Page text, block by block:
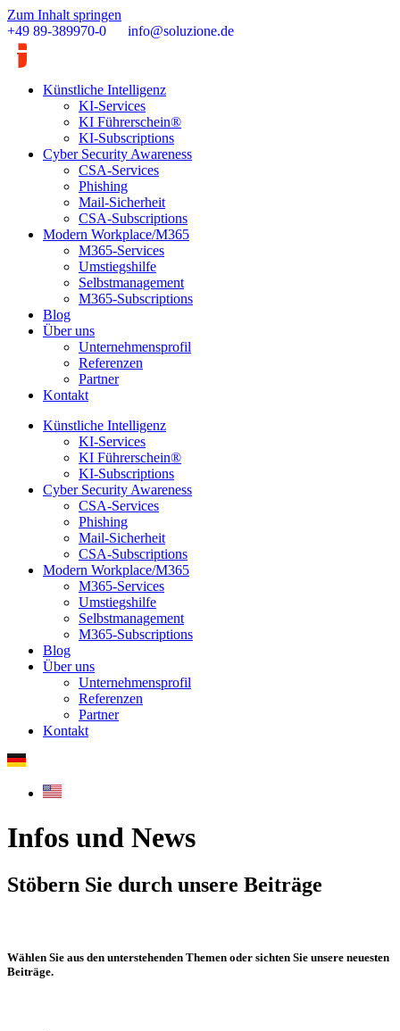
Zum Inhalt springen
+49 89-389970-0
info@soluzione.de
Künstliche Intelligenz
KI-Services
KI Führerschein®
KI-Subscriptions
Cyber Security Awareness
CSA-Services
Phishing
Mail-Sicherheit
CSA-Subscriptions
Modern Workplace/M365
M365-Services
Umstiegshilfe
Selbstmanagement
M365-Subscriptions
Blog
Über uns
Unternehmensprofil
Referenzen
Partner
Kontakt
Künstliche Intelligenz
KI-Services
KI Führerschein®
KI-Subscriptions
Cyber Security Awareness
CSA-Services
Phishing
Mail-Sicherheit
CSA-Subscriptions
Modern Workplace/M365
M365-Services
Umstiegshilfe
Selbstmanagement
M365-Subscriptions
Blog
Über uns
Unternehmensprofil
Referenzen
Partner
Kontakt
Infos und News
Stöbern Sie durch unsere Beiträge
Wählen Sie aus den unterstehenden Themen oder sichten Sie unsere neuesten
Beiträge.